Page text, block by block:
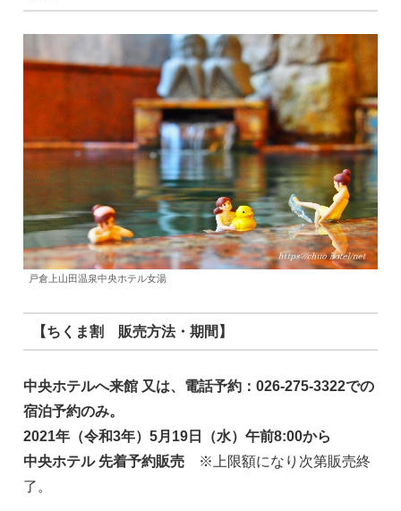
戸倉上山田温泉中央ホテル女湯
【ちくま割 販売方法・期間】
中央ホテルへ来館 又は、電話予約：026-275-3322での
宿泊予約のみ。
2021年（令和3年）5月19日（水）午前8:00から
中央ホテル 先着予約販売
※上限額になり次第販売終
了。